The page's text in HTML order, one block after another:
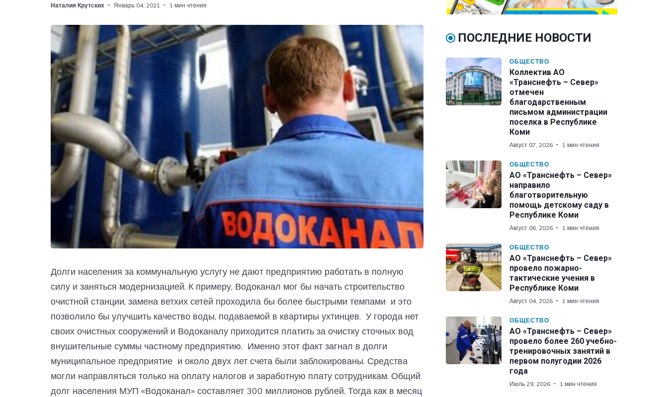
Наталия Крутских Январь 04, 2021 1 мин чтения
Долги населения за коммунальную услугу не дают предприятию работать в полную
силу и заняться модернизацией. К примеру, Водоканал мог бы начать строительство
очистной станции, замена ветхих сетей проходила бы более быстрыми темпами и это
позволило бы улучшить качество воды, подаваемой в квартиры ухтинцев. У города нет
своих очистных сооружений и Водоканалу приходится платить за очистку сточных вод
внушительные суммы частному предприятию. Именно этот факт загнал в долги
муниципальное предприятие и около двух лет счета были заблокированы. Средства
могли направляться только на оплату налогов и заработную плату сотрудникам. Общий
долг населения МУП «Водоканал» составляет 300 миллионов рублей. Тогда как в месяц
ПОСЛЕДНИЕ НОВОСТИ
ОБЩЕСТВО
Коллектив АО
«Транснефть – Север»
отмечен
благодарственным
письмом администрации
поселка в Республике
Коми
Август 07, 2026 1 мин чтения
ОБЩЕСТВО
АО «Транснефть – Север»
направило
благотворительную
помощь детскому саду в
Республике Коми
Август 06, 2026 1 мин чтения
ОБЩЕСТВО
АО «Транснефть – Север»
провело пожарно-
тактические учения в
Республике Коми
Август 04, 2026 1 мин чтения
ОБЩЕСТВО
АО «Транснефть – Север»
провело более 260 учебно-
тренировочных занятий в
первом полугодии 2026
года
Июль 29, 2026 1 мин чтения